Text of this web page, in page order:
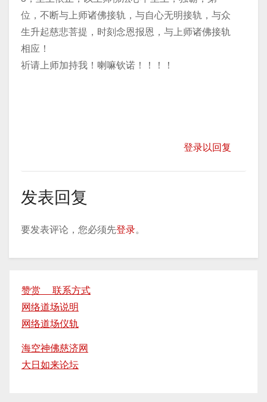
位，不断与上师诸佛接轨，与自心无明接轨，与众
生升起慈悲菩提，时刻念恩报恩，与上师诸佛接轨
相应！
祈请上师加持我！喇嘛钦诺！！！！
登录以回复
发表回复
要发表评论，您必须先登录。
赞赏 联系方式
网络道场说明
网络道场仪轨
海空神佛慈济网
大日如来论坛